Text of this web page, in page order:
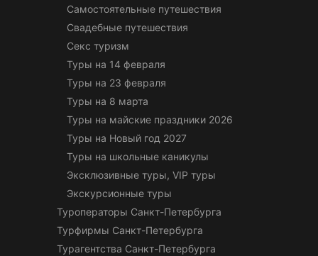
Самостоятельные путешествия
Свадебные путешествия
Секс туризм
Туры на 14 февраля
Туры на 23 февраля
Туры на 8 марта
Туры на майские праздники 2026
Туры на Новый год 2027
Туры на школьные каникулы
Эксклюзивные туры, VIP туры
Экскурсионные туры
Туроператоры Санкт-Петербурга
Турфирмы Санкт-Петербурга
Турагентства Санкт-Петербурга